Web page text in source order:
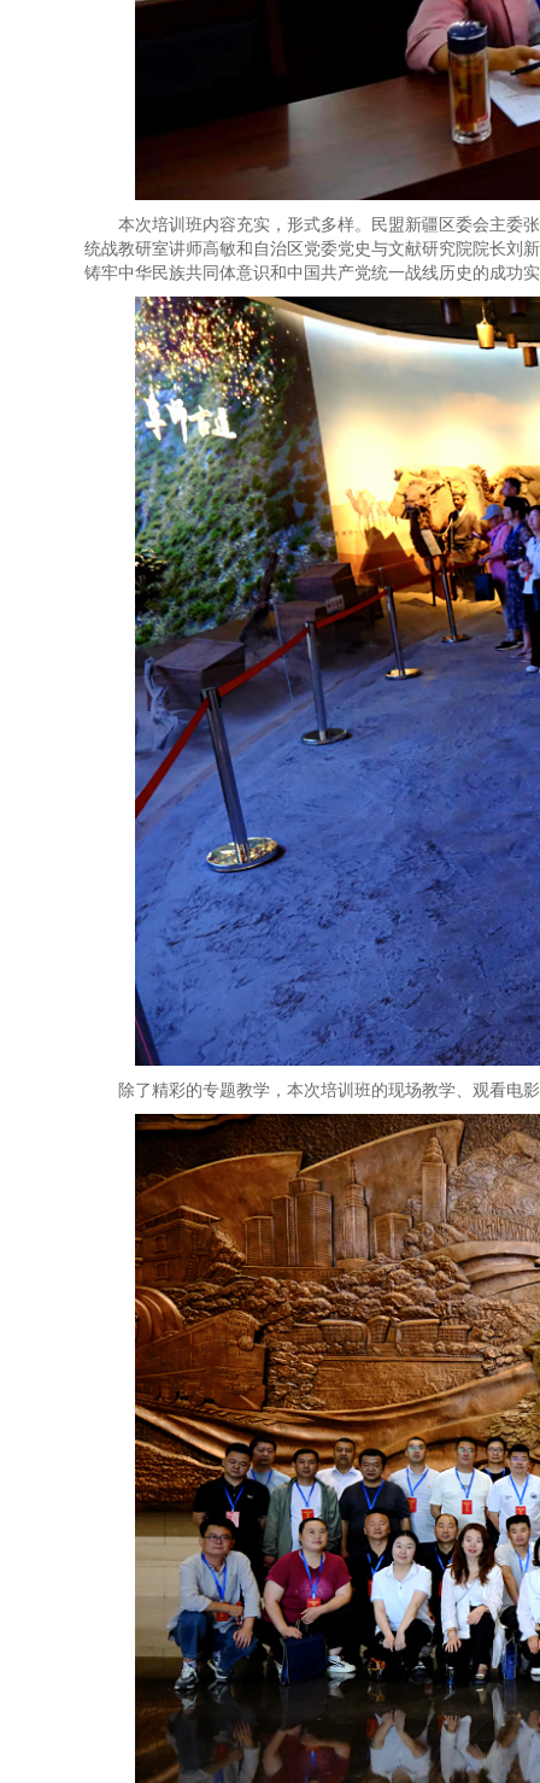
本次培训班内容充实，形式多样。民盟新疆区委会主委
统战教研室讲师高敏和自治区党委党史与文献研究院院长刘
铸牢中华民族共同体意识和中国共产党统一战线历史的成功
除了精彩的专题教学，本次培训班的现场教学、观看电